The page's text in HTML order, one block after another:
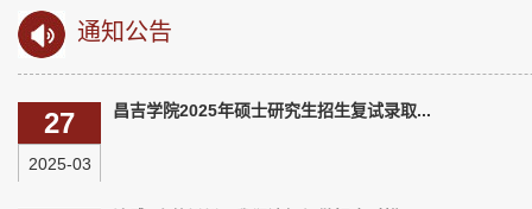
通知公告
27
2025-03
昌吉学院2025年硕士研究生招生复试录取...